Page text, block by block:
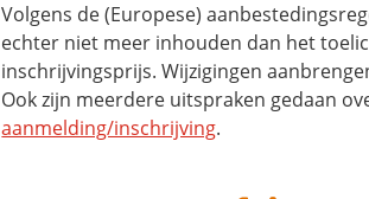
Volgens de (Europese)
echter niet meer inhouden dan het
inschrijvingsprijs. Wijzigingen
Ook zijn meerdere uitspraken gedaan
aanmelding/inschrijving.